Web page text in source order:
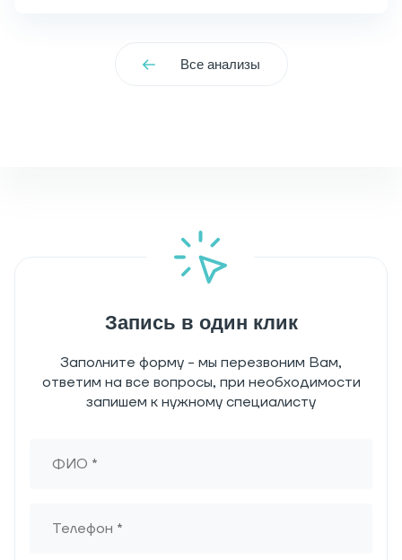
Все анализы
Запись в один клик
Заполните форму - мы перезвоним Вам,
ответим на все вопросы, при необходимости
запишем к нужному специалисту